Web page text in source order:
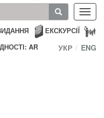
ЕКСКУРСІЇ
AR
УКР ENG